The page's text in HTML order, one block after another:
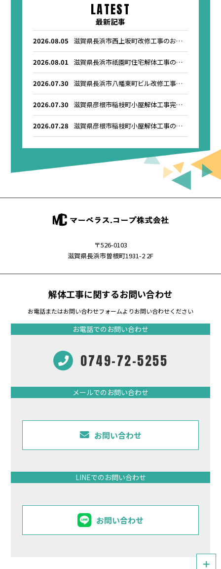
LATEST
最新記事
2026.08.05
滋賀県長浜市西上坂町改修工事のお知
らせ
2026.08.01
滋賀県長浜市祇園町住宅解体工事のお
知らせ
2026.07.30
滋賀県長浜市八幡東町ビル改修工事の
お知らせ
2026.07.30
滋賀県彦根市稲枝町小屋解体工事完了
のお知らせ
2026.07.28
滋賀県彦根市稲枝町小屋解体工事のお
知らせ
〒526-0103
滋賀県長浜市曽根町1931-2 2F
解体工事に関するお問い合わせ
お電話またはお問い合わせフォームよりお問い合わせください
お電話でのお問い合わせ
0749-72-5255
メールでのお問い合わせ
お問い合わせ
LINEでのお問い合わせ
お問い合わせ